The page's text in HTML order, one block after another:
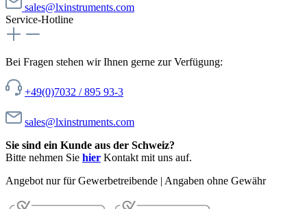
sales@lxinstruments.com
Service-Hotline
Bei Fragen stehen wir Ihnen gerne zur Verfügung:
+49(0)7032 / 895 93-3
sales@lxinstruments.com
Sie sind ein Kunde aus der Schweiz?
Bitte nehmen Sie hier Kontakt mit uns auf.
Angebot nur für Gewerbetreibende | Angaben ohne Gewähr